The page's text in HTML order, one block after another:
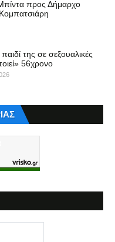
προς Δήμαρχο
της σε σεξουαλικές
56χρονο